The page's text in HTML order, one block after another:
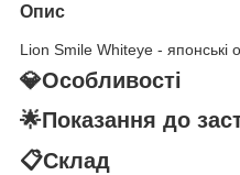
Опис
Lion Smile Whiteye - японські
💎Особливості
🌟Показання до
📋Склад